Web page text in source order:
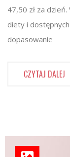
47,50 zł za
diety i
dopasowanie
CZYTAJ DALEJ